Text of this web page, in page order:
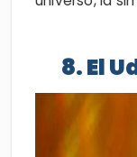
8. El